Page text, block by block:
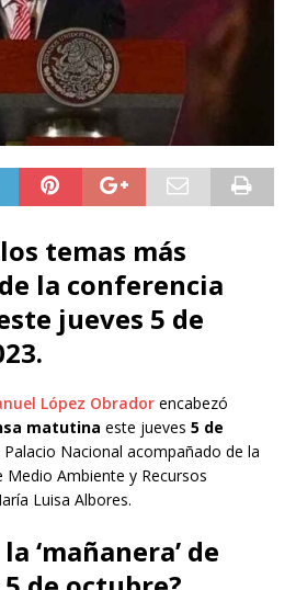
temas más
la conferencia
jueves 5 de
López Obrador encabezó
matutina este jueves 5 de
Palacio Nacional acompañado de la
Medio Ambiente y Recursos
Luisa Albores.
‘mañanera’ de